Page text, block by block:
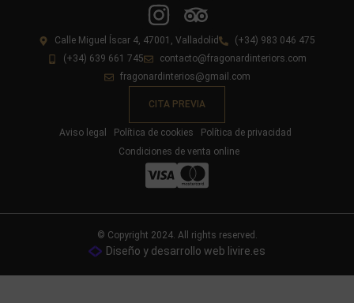
Calle Miguel Íscar 4, 47001, Valladolid
(+34) 983 046 475
(+34) 639 661 745
contacto@fragonardinteriors.com
fragonardinterios@gmail.com
CITA PREVIA
Aviso legal Política de cookies
Política de privacidad
Condiciones de venta online
© Copyright 2024. All rights reserved.
Diseño y desarrollo web livire.es